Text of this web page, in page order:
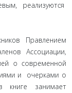
реализуются
Правлением
Ассоциации,
о современной
и очерками о
книге занимает